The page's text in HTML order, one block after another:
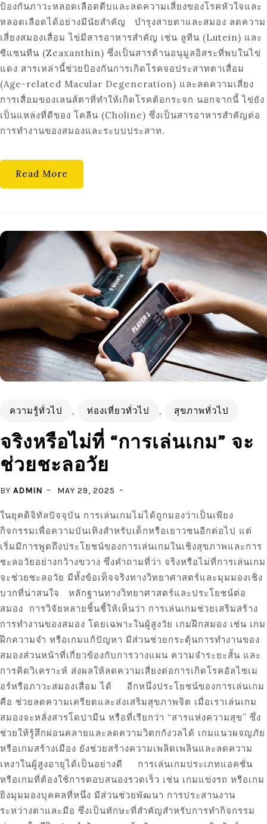
ป้องกันภาวะหลอดเลือดตีบและลดความเสี่ยงของโรคหัวใจและ
หลอดเลือดได้อย่างมีนัยสำคัญ บำรุงสายตาและสมอง ลดความ
เสี่ยงสมองเสื่อม ไข่มีสารอาหารสำคัญ เช่น ลูทีน (Lutein) และ
ซีแซนทีน (Zeaxanthin) ซึ่งเป็นสารต้านอนุมูลอิสระที่พบในไข่
แดง สารเหล่านี้ช่วยป้องกันการเกิดโรคจอประสาทตาเสื่อม
(Age-related Macular Degeneration) และลดความเสี่ยง
การเสื่อมของเลนส์ตาที่ทำให้เกิดโรคต้อกระจก นอกจากนี้ ไข่ยัง
เป็นแหล่งที่ดีของ โคลีน (Choline) ซึ่งเป็นสารอาหารสำคัญต่อ
การทำงานของสมองและระบบประสาท.
Read More
ความรู้ทั่วไป , ท่องเที่ยวทั่วไป , สุขภาพทั่วไป
จริงหรือไม่ที่ “การเล่นเกม” จะ
ช่วยชะลอวัย
BY ADMIN MAY 29, 2025
ในยุคดิจิทัลปัจจุบัน การเล่นเกมไม่ได้ถูกมองว่าเป็นเพียง
กิจกรรมเพื่อความบันเทิงสำหรับเด็กหรือเยาวชนอีกต่อไป แต่
เริ่มมีการพูดถึงประโยชน์ของการเล่นเกมในเชิงสุขภาพและการ
ชะลอวัยอย่างกว้างขวาง ซึ่งคำถามที่ว่า จริงหรือไม่ที่การเล่นเกม
จะช่วยชะลอวัย มีทั้งข้อเท็จจริงทางวิทยาศาสตร์และมุมมองเชิง
บวกที่น่าสนใจ หลักฐานทางวิทยาศาสตร์และประโยชน์ต่อ
สมอง การวิจัยหลายชิ้นชี้ให้เห็นว่า การเล่นเกมช่วยเสริมสร้าง
การทำงานของสมอง โดยเฉพาะในผู้สูงวัย เกมฝึกสมอง เช่น เกม
ฝึกความจำ หรือเกมแก้ปัญหา มีส่วนช่วยกระตุ้นการทำงานของ
สมองส่วนหน้าที่เกี่ยวข้องกับการวางแผน ความจำระยะสั้น และ
การคิดวิเคราะห์ ส่งผลให้ลดความเสี่ยงต่อการเกิดโรคอัลไซเม
อร์หรือภาวะสมองเสื่อม ได้ อีกหนึ่งประโยชน์ของการเล่นเกม
คือ ช่วยลดความเครียดและส่งเสริมสุขภาพจิต เมื่อเราเล่นเกม
สมองจะหลั่งสารโดปามีน หรือที่เรียกว่า “สารแห่งความสุข” ซึ่ง
ช่วยให้รู้สึกผ่อนคลายและลดความวิตกกังวลได้ เกมแนวผจญภัย
หรือเกมสร้างเมือง ยังช่วยสร้างความเพลิดเพลินและลดความ
เหงาในผู้สูงอายุได้เป็นอย่างดี การเล่นเกมประเภทแอคชั่น
หรือเกมที่ต้องใช้การตอบสนองรวดเร็ว เช่น เกมแข่งรถ หรือเกม
ยิงมุมมองบุคคลที่หนึ่ง มีส่วนช่วยพัฒนา การประสานงาน
ระหว่างตาและมือ ซึ่งเป็นทักษะที่สำคัญสำหรับการทำกิจกรรม